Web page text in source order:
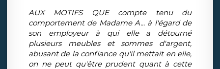
AUX MOTIFS QUE compte tenu du
comportement de Madame A... à l'égard de
son employeur à qui elle a détourné
plusieurs meubles et sommes d'argent,
abusant de la confiance qu'il mettait en elle,
on ne peut qu'être prudent quant à cette